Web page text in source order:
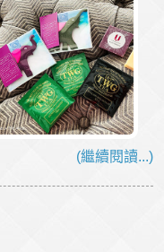
(繼續閱讀...)